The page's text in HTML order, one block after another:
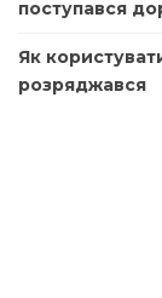
поступався
Як
розряджався